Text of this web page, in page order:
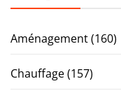
Aménagement(160)
Chauffage(157)